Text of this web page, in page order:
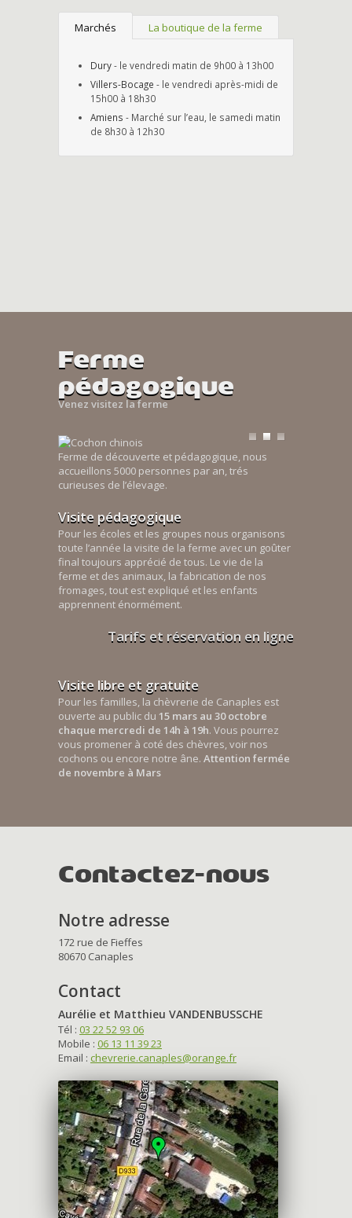
Marchés La boutique de la ferme
Dury- le vendredi matin de 9h00 à 13h00
Villers-Bocage - le vendredi après-midi de
15h00 à 18h30
Amiens - Marché sur l’eau, le samedi matin
de 8h30 à 12h30
Ferme
pédagogique
Venez visitez la ferme
Ferme de découverte et pédagogique, nous
accueillons 5000 personnes par an, trés
curieuses de l’élevage.
Visite pédagogique
Pour les écoles et les groupes nous organisons
toute l’année la visite de la ferme avec un goûter
final toujours apprécié de tous. Le vie de la
ferme et des animaux, la fabrication de nos
fromages, tout est expliqué et les enfants
apprennent énormément.
Tarifs et réservation en ligne
Visite libre et gratuite
Pour les familles, la chèvrerie de Canaples est
ouverte au public du 15 mars au 30 octobre
chaque mercredi de 14h à 19h. Vous pourrez
vous promener à coté des chèvres, voir nos
cochons ou encore notre âne. Attention fermée
de novembre à Mars
Contactez-nous
Notre adresse
172 rue de Fieffes
80670 Canaples
Contact
Aurélie et Matthieu VANDENBUSSCHE
Tél : 03 22 52 93 06
Mobile : 06 13 11 39 23
Email : chevrerie.canaples@orange.fr